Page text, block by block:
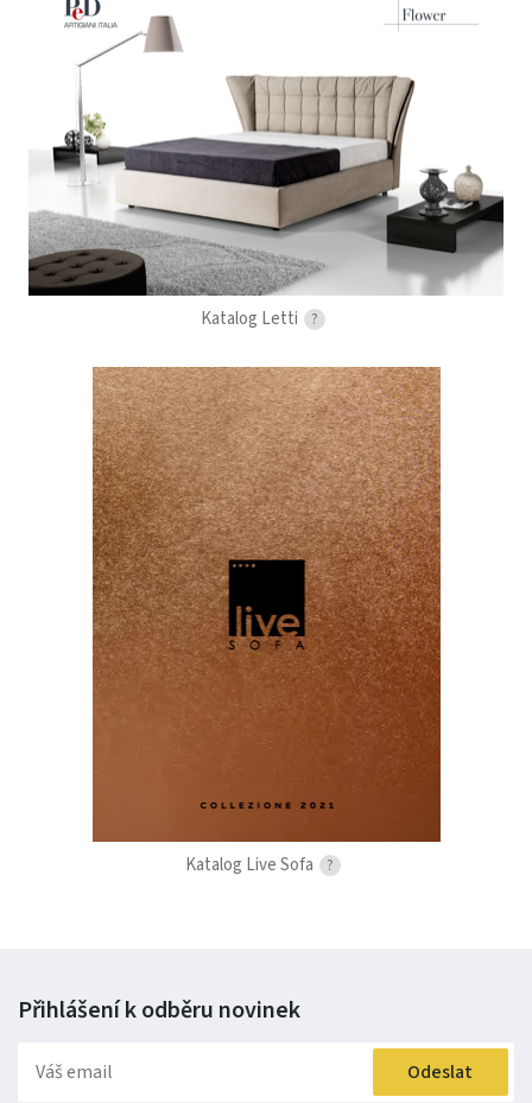
Katalog Letti ?
Katalog Live Sofa ?
Přihlášení k odběru novinek
Odeslat